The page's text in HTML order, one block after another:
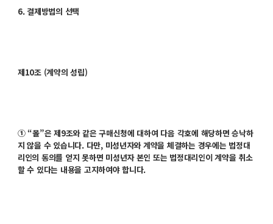
6. 결제방법의 선택
제10조 (계약의 성립)
① “몰”은 제9조와 같은 구매신청에 대하여 다음 각호에 해당하면 승낙하
지 않을 수 있습니다. 다만, 미성년자와 계약을 체결하는 경우에는 법정대
리인의 동의를 얻지 못하면 미성년자 본인 또는 법정대리인이 계약을 취소
할 수 있다는 내용을 고지하여야 합니다.